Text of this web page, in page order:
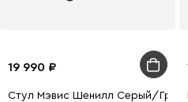
19 990
Стул Мэвис Шенилл Серый/